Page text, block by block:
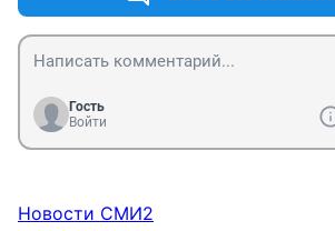
Гость
Войти
Новости СМИ2